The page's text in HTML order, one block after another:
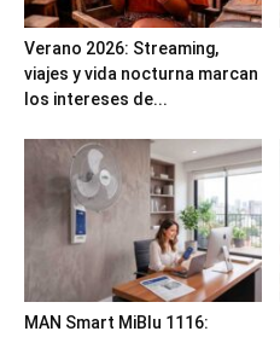
Verano 2026: Streaming,
viajes y vida nocturna marcan
los intereses de...
MAN Smart MiBlu 1116: